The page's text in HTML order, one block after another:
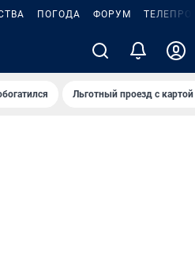
ПОГОДА ФОРУМ
Льготный проезд с